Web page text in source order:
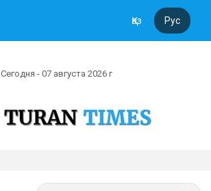
Қаз Рус
Сегодня - 07 августа 2026 г